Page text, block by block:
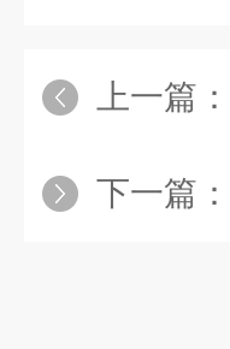
上一篇：
下一篇：